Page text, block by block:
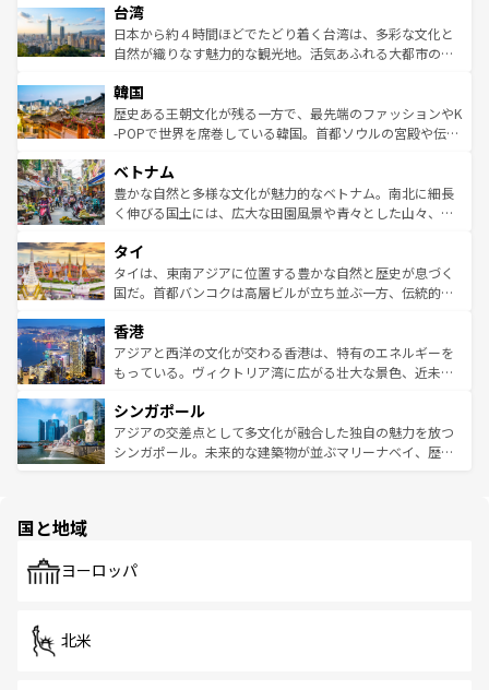
ならではの贅沢な旅のスタイルだ。 なお、新着のアメリカ
情報はコンテンツ一覧を参照してほしい。
れるおもてなしの心で訪れる人々を迎えてくれるハワイの
人々、おいしいローカルフードやハワイアンミュージッ
ク、伝統的なフラダンスなど、すべてがハワイの魅力を彩
ワイを、存分に味わってほしい。 なお、新着のハワイ情報
はコンテンツ一覧を参照してほしい。
リアリーフや大陸中央部にそびえるウルル（エアーズロッ
ク）、タスマニアの美しい原生林やケアンズの熱帯雨林な
ど、見どころがたくさん。また、カフェやワイン、オージ
いる。アクティビティも充実しており、サーフィンやダイ
ビング、ハイキングなど、アウトドア好きにはたまらな
い。オーストラリアの多彩な魅力を存分に味わいつくそ
参照してほしい。
台湾
日本から約４時間ほどでたどり着く台湾は、多彩な文化と
自然が織りなす魅力的な観光地。活気あふれる大都市の台
ン）、静ひつな山岳地帯である台湾東部など、都市の喧騒
と山間の静けさが共存しており、訪れる人に新しい発見と
驚きをもたらしてくれる。また、奥深い台湾の食文化も魅
容にもいいと評判のスイーツなど、バラエティ豊かな料理
が味わえる。 なお、新着の台湾情報は コンテンツ一覧を参
照してほしい。
韓国
歴史ある王朝文化が残る一方で、最先端のファッションやK
-POPで世界を席巻している韓国。首都ソウルの宮殿や伝統
き、地方に足を延ばせば四季折々の自然美を楽しむことが
できる。そして、キムチや焼肉、絶品のストリートフード
まで、さまざまな韓国料理が待っている。夜には、韓国な
リティに包まれながら、韓国の多彩な魅力を心ゆくまで味
わってみてほしい。 なお、新着の韓国情報はコンテンツ一
覧を参照してほしい。
ベトナム
豊かな自然と多様な文化が魅力的なベトナム。南北に細長
く伸びる国土には、広大な田園風景や青々とした山々、世
急速な発展と共に伝統が息づく。ハノイの古い町並みやホ
ーチミン市のフランス統治時代の建物も、独特の雰囲気を
醸し出している。また、バラエティの豊かさとおいしさで
とつ。フォーやバインミー、ベトナムコーヒーなどは、ぜ
ひ現地で味わいたい。どの地域を訪れてもあたたかい人々
が旅行者を迎えてくれるので、きっと忘れられない旅にな
参照してほしい。
タイ
タイは、東南アジアに位置する豊かな自然と歴史が息づく
国だ。首都バンコクは高層ビルが立ち並ぶ一方、伝統的な
の活気が交差している。北部ではチェンマイなどの山岳地
帯で自然と触れ合い、南部ではプーケットやクラビの美し
いビーチでリゾート気分を楽しむことができる。タイ料理
激する。気候は一年中温暖で、どの季節にも異なる楽しみ
が待っている。親しみやすいタイの人々、仏教を中心とし
た文化、そして多様な観光資源が、訪れる旅人を魅了し続
香港
アジアと西洋の文化が交わる香港は、特有のエネルギーを
もっている。ヴィクトリア湾に広がる壮大な景色、近未来
み、どこを訪れても感動するはず。観光スポットが密集し
ており、効率よく見どころを回れるのも魅力。息をのむよ
うな絶景から文化的な体験まで、香港を存分に楽しみ尽く
シンガポール
アジアの交差点として多文化が融合した独自の魅力を放つ
シンガポール。未来的な建築物が並ぶマリーナベイ、歴史
で、ホーカーズは地元の風情を楽しめる外せないスポット
国と地域
ヨーロッパ
北米